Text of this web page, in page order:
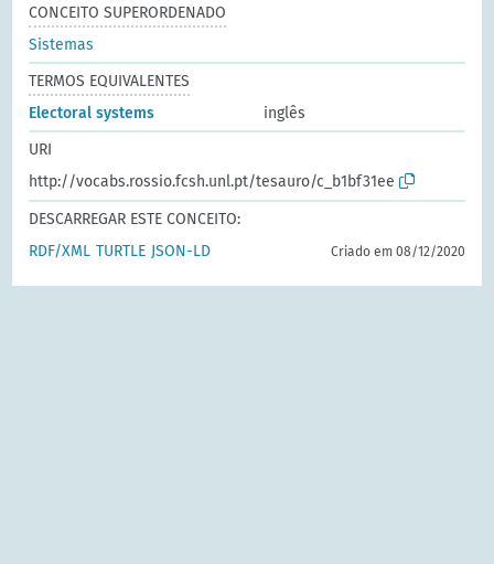
CONCEITO SUPERORDENADO
Sistemas
TERMOS EQUIVALENTES
Electoral systems
inglês
URI
http://vocabs.rossio.fcsh.unl.pt/tesauro/c_b1bf31ee
DESCARREGAR ESTE CONCEITO:
RDF/XML TURTLE JSON-LD Criado em 08/12/2020